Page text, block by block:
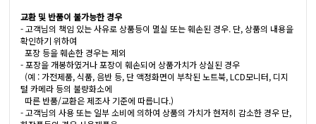
교환 및 반품이 불가능한 경우
- 고객님의 책임 있는 사유로 상품등이 멸실 또는 훼손된 경우. 단, 상품의 내용을
확인하기 위하여
포장 등을 훼손한 경우는 제외
- 포장을 개봉하였거나 포장이 훼손되어 상품가치가 상실된 경우
(예 : 가전제품, 식품, 음반 등, 단 액정화면이 부착된 노트북, LCD모니터, 디지
털 카메라 등의 불량화소에
따른 반품/교환은 제조사 기준에 따릅니다.)
- 고객님의 사용 또는 일부 소비에 의하여 상품의 가치가 현저히 감소한 경우 단,